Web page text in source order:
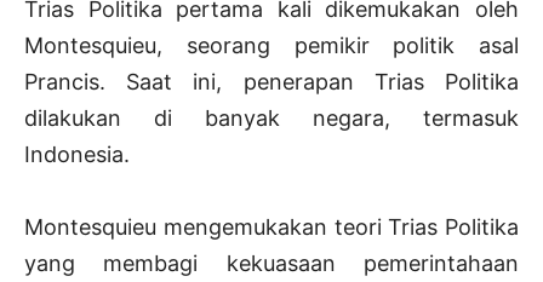
Trias Politika pertama kali dikemukakan oleh
Montesquieu, seorang pemikir politik asal
Prancis. Saat ini, penerapan Trias Politika
dilakukan di banyak negara, termasuk
Indonesia.
Montesquieu mengemukakan teori Trias Politika
yang membagi kekuasaan pemerintahaan